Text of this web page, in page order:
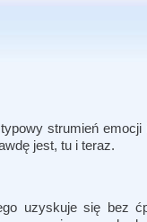
strumień
jest, tu i teraz.
uzyskuje się bez